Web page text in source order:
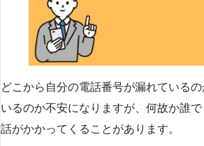
どこから自分の電話番号が漏れている
いるのか不安になりますが、何故か誰
話がかかってくることがあります。